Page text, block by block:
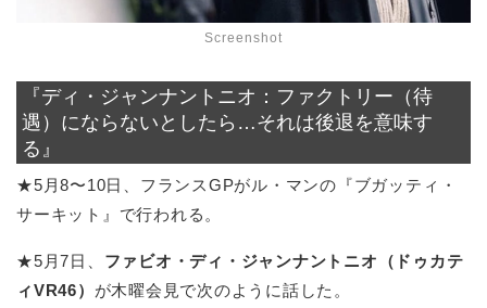
Screenshot
『ディ・ジャンナントニオ：ファクトリー（待
遇）にならないとしたら…それは後退を意味す
る』
★5月8〜10日、フランスGPがル・マンの『ブガッティ・
サーキット』で行われる。
★5月7日、 ファビオ・ディ・ジャンナントニオ（ドゥカテ
ィVR46） が木曜会見で次のように話した。